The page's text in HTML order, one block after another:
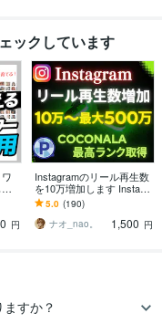
ックしています
円
Instagramのリール再生数
を10万増加します Instagr
amリール再生増加！いい
ね約1000おまけ付き
5.0 (190)
ナオ_nao。
1,500 円
すか？